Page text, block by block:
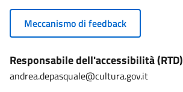
Meccanismo di feedback
Responsabile dell'accessibilità (RTD)
andrea.depasquale@cultura.gov.it